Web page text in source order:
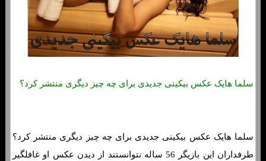
سلما هایک عکس بیکینی جدیدی برای چه چیز دیگری منتشر کرد؟
سلما هایک عکس بیکینی جدیدی برای چه چیز دیگری منتشر کرد؟
طرفداران این بازیگر 56 ساله نتوانستند از دیدن عکس او غافلگیر